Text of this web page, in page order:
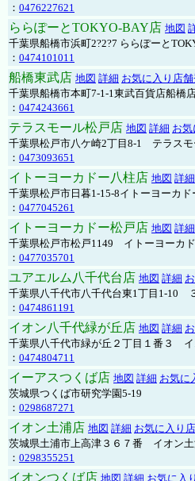
： 0476227621
ららぽーとTOKYO-BAY店 地図
千葉県船橋市浜町2?2?7 ららぽーと
： 0474101011
船橋東武店 地図 詳細 お気に入り店
千葉県船橋市本町7-1-1東武百貨店船橋
： 0474243661
テラスモール松戸店 地図 詳細 お
千葉県松戸市八ケ崎2丁目8-1 テラスモ
： 0473093651
イトーヨーカドー八柱店 地図 詳細
千葉県松戸市日暮1-15-8イトーヨーカ
： 0477045261
イトーヨーカドー松戸店 地図 詳細
千葉県松戸市松戸1149 イトーヨーカ
： 0477035701
ユアエルム八千代台店 地図 詳細
千葉県八千代市八千代台東1丁目1-10
： 0474861191
イオン八千代緑が丘店 地図 詳細
千葉県八千代市緑が丘２丁目１番３
： 0474804711
イーアスつくば店 地図 詳細 お気に
茨城県つくば市研究学園5-19
： 0298687271
イオン土浦店 地図 詳細 お気に入り
茨城県土浦市上高津３６７番 イオン
： 0298355251
イオンつくば店 地図 詳細 お気に入